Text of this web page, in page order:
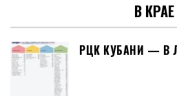
В КРАЕ
РЦК КУБАНИ — В